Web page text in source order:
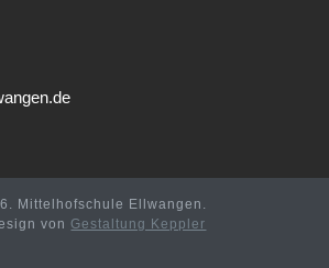
Mittelhofschule Ellwangen.
vonGestaltung Keppler